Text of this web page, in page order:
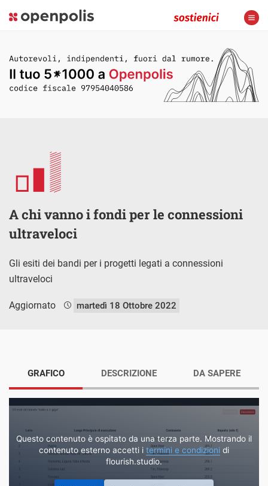
A chi vanno i fondi per le connessioni
ultraveloci
Gli esiti dei bandi per i progetti legati a connessioni
ultraveloci
Aggiornato martedì 18 Ottobre 2022
GRAFICO
Questo contenuto è ospitato da una terza parte. Mostrando il
contenuto esterno accetti i termini e condizioni di
flourish.studio.
DESCRIZIONE DA SAPERE